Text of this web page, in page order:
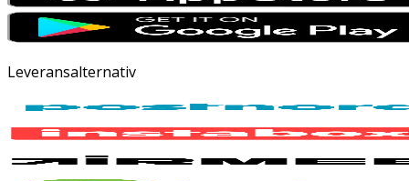
Leveransalternativ